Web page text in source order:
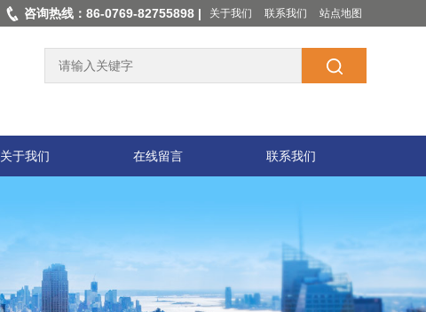
咨询热线：86-0769-82755898 | 关于我们 联系我们 站点地图
关于我们 在线留言 联系我们